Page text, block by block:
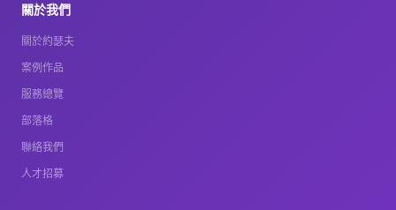
關於我們
關於約瑟夫
案例作品
服務總覽
部落格
聯絡我們
人才招募